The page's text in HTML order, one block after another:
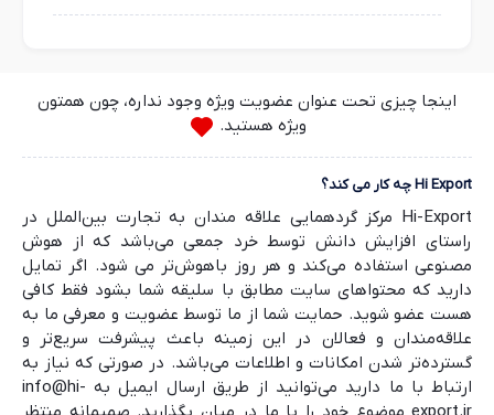
اینجا چیزی تحت عنوان عضویت ویژه وجود نداره، چون همتون
ویژه هستید.
Hi Export چه کار می کند؟
Hi-Export مرکز گردهمایی علاقه مندان به تجارت بین‌الملل در
راستای افزایش دانش توسط خرد جمعی می‌باشد که از هوش
مصنوعی استفاده می‌کند و هر روز باهوش‌تر می شود. اگر تمایل
دارید که محتواهای سایت مطابق با سلیقه شما بشود فقط کافی
هست عضو شوید. حمایت شما از ما توسط عضویت و معرفی ما به
علاقه‌مندان و فعالان در این زمینه باعث پیشرفت سریع‌تر و
گسترده‌تر شدن امکانات و اطلاعات می‌باشد. در صورتی که نیاز به
ارتباط با ما دارید می‌توانید از طریق ارسال ایمیل به info@hi-